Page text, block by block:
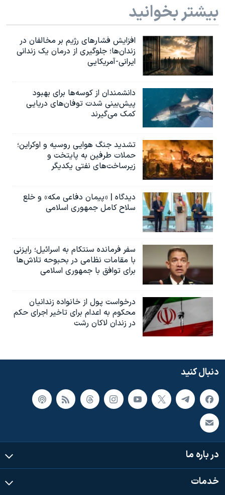
بیشتر بخوانید
افزایش فشارهای رژیم بر مخالفان در
زندان‌ها؛ جلوگیری از درمان یک زندانی
ایرانی-آمریکایی
دانشمندان از کوسه‌ها برای بهبود
پیش‌بینی شدت توفان‌های دریایی
کمک می‌گیرند
تشدید جنگ هوایی روسیه و اوکراین؛
حملات طرفین به پایتخت‌ و
زیرساخت‌های نفتی یکدیگر
دیدگاه | «پیمان دفاعی مکه» و خلع
سلاح کامل جمهوری اسلامی
سفر فرمانده سنتکام به اسرائیل؛ رایزنی
با مقامات نظامی در بحبوحه تلاش‌ها
برای توافق با جمهوری اسلامی
درخواست پول از خانواده زندانیان
محکوم به‌ اعدام برای تاخیر اجرای حکم
در زندان لاکان رشت
دنبال کنید
در باره ما
خدمات